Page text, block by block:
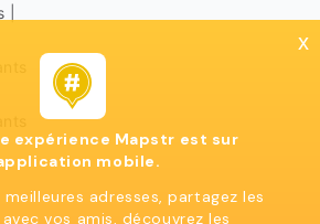
x
expérience Mapstr est sur
mobile.
adresses, partagez les
vos amis, découvrez les